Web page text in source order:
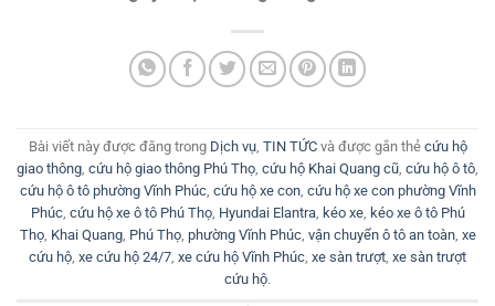
Bài viết này được đăng trong Dịch vụ, TIN TỨCvà được gắn thẻ cứu hộ
giao thông, cứu hộ giao thông Phú Thọ, cứu hộ Khai Quang cũ, cứu hộ ô tô,
cứu hộ ô tô phường Vĩnh Phúc, cứu hộ xe con, cứu hộ xe con phường Vĩnh
Phúc, cứu hộ xe ô tô Phú Thọ, Hyundai Elantra, kéo xe, kéo xe ô tô Phú
Thọ, Khai Quang, Phú Thọ, phường Vĩnh Phúc, vận chuyển ô tô an toàn, xe
cứu hộ, xe cứu hộ 24/7, xe cứu hộ Vĩnh Phúc, xe sàn trượt, xe sàn trượt
cứu hộ.